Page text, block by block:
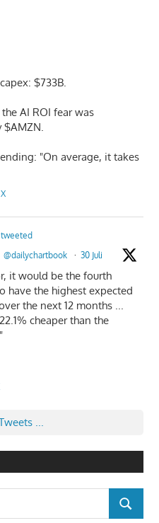
$733B.
AI ROI fear was
$AMZN.
"On average, it takes
X
@dailychartbook · 30 Juli
it would be the fourth
have the highest expected
the next 12 months ...
cheaper than the
...
SUCHEN